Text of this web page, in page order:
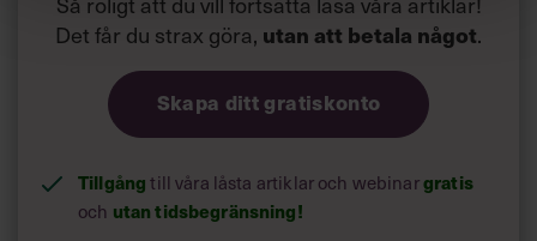
Det får du strax göra, utan att betala något.
Skapa ditt gratiskonto
Tillgångtill våra låsta artiklar och webinargratis
och utan tidsbegränsning!